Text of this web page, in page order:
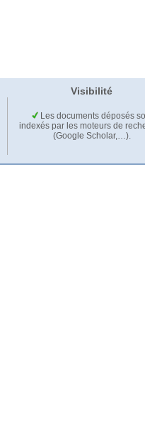
Visibilité
Les documents déposés
indexés par les moteurs de
(Google Scholar,…).